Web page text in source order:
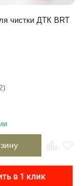
чистки ДТК BRT
в 1 клик